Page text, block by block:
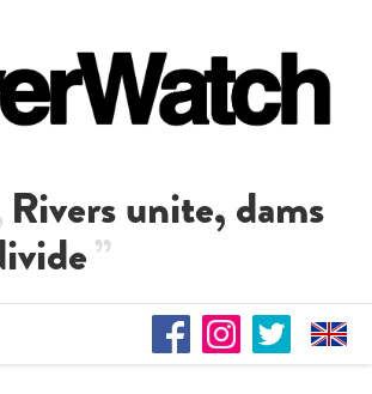
Rivers unite, dams